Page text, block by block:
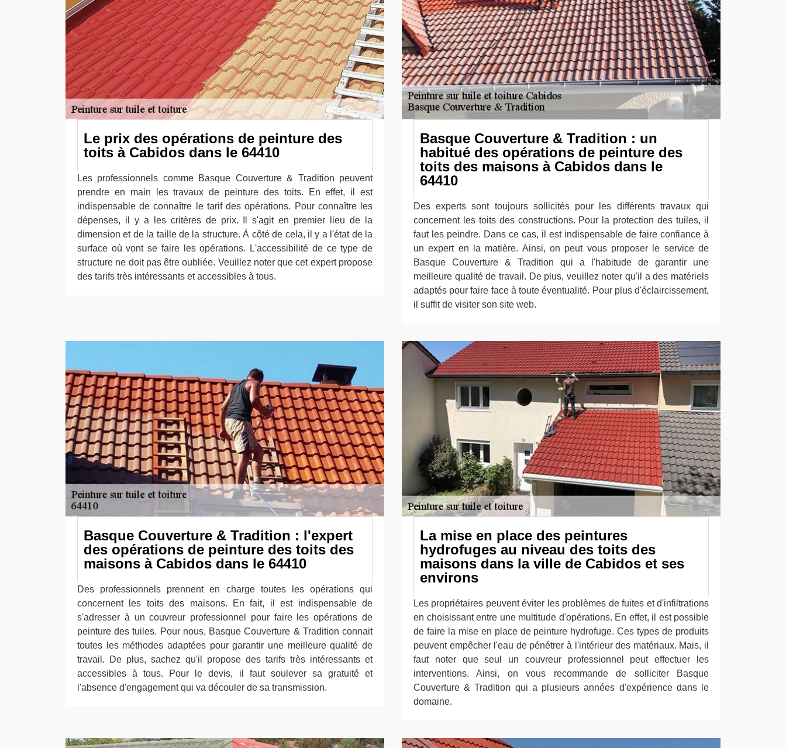
Le prix des opérations de peinture des
toits à Cabidos dans le 64410
Les professionnels comme Basque Couverture & Tradition peuvent
prendre en main les travaux de peinture des toits. En effet, il est
indispensable de connaître le tarif des opérations. Pour connaître les
dépenses, il y a les critères de prix. Il s'agit en premier lieu de la
dimension et de la taille de la structure. À côté de cela, il y a l'état de la
surface où vont se faire les opérations. L'accessibilité de ce type de
structure ne doit pas être oubliée. Veuillez noter que cet expert propose
des tarifs très intéressants et accessibles à tous.
Basque Couverture & Tradition : un
habitué des opérations de peinture des
toits des maisons à Cabidos dans le
64410
Des experts sont toujours sollicités pour les différents travaux qui
concernent les toits des constructions. Pour la protection des tuiles, il
faut les peindre. Dans ce cas, il est indispensable de faire confiance à
un expert en la matière. Ainsi, on peut vous proposer le service de
Basque Couverture & Tradition qui a l'habitude de garantir une
meilleure qualité de travail. De plus, veuillez noter qu'il a des matériels
adaptés pour faire face à toute éventualité. Pour plus d'éclaircissement,
il suffit de visiter son site web.
Basque Couverture & Tradition : l'expert
des opérations de peinture des toits des
maisons à Cabidos dans le 64410
Des professionnels prennent en charge toutes les opérations qui
concernent les toits des maisons. En fait, il est indispensable de
s'adresser à un couvreur professionnel pour faire les opérations de
peinture des tuiles. Pour nous, Basque Couverture & Tradition connait
toutes les méthodes adaptées pour garantir une meilleure qualité de
travail. De plus, sachez qu'il propose des tarifs très intéressants et
accessibles à tous. Pour le devis, il faut soulever sa gratuité et
l'absence d'engagement qui va découler de sa transmission.
La mise en place des peintures
hydrofuges au niveau des toits des
maisons dans la ville de Cabidos et ses
environs
Les propriétaires peuvent éviter les problèmes de fuites et d'infiltrations
en choisissant entre une multitude d'opérations. En effet, il est possible
de faire la mise en place de peinture hydrofuge. Ces types de produits
peuvent empêcher l'eau de pénétrer à l'intérieur des matériaux. Mais, il
faut noter que seul un couvreur professionnel peut effectuer les
interventions. Ainsi, on vous recommande de solliciter Basque
Couverture & Tradition qui a plusieurs années d'expérience dans le
domaine.